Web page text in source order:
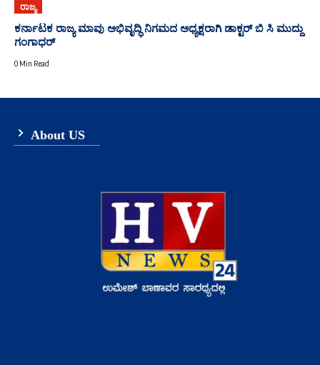
ರಾಜ್ಯ
ಕರ್ನಾಟಕ ರಾಜ್ಯ ಮಾವು ಅಭಿವೃದ್ಧಿ ನಿಗಮದ ಅಧ್ಯಕ್ಷರಾಗಿ ಡಾಕ್ಟರ್ ಬಿ ಸಿ ಮುದ್ದು
ಗಂಗಾಧರ್
0 Min Read
About US